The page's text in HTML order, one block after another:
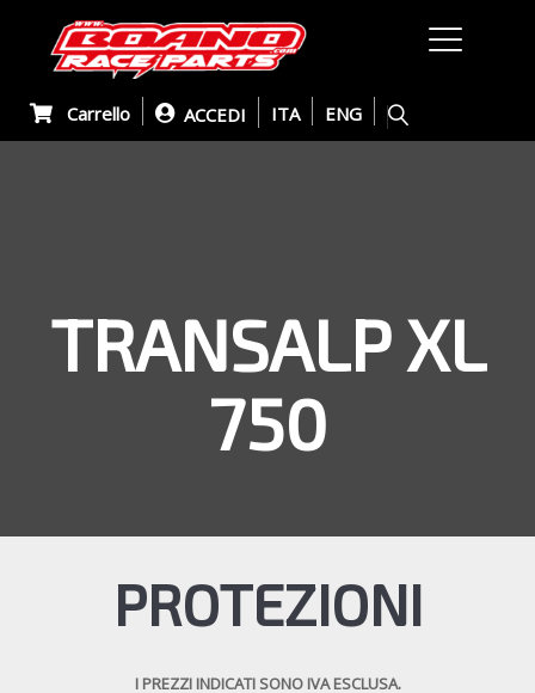
Carrello ACCEDI ITA ENG
TRANSALP XL
750
PROTEZIONI
I PREZZI INDICATI SONO IVA ESCLUSA.